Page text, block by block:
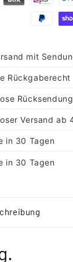
mit
Rückgaberecht
Rücksendung
Versand ab
in 30 Tagen
in 30 Tagen